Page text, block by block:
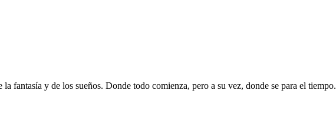
fantasía y de los sueños. Donde todo comienza, pero a su vez, donde se para el tiempo.